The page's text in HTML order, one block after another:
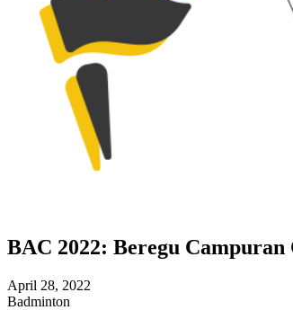
BAC 2022: Beregu
April 28, 2022
Badminton